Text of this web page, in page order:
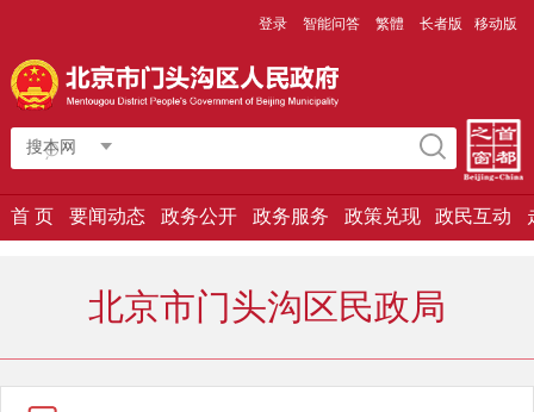
登录 智能问答 繁體 长者版 移动版
搜本网
首 页 要闻动态 政务公开 政务服务 政策兑现 政民互动
北京市门头沟区民政局